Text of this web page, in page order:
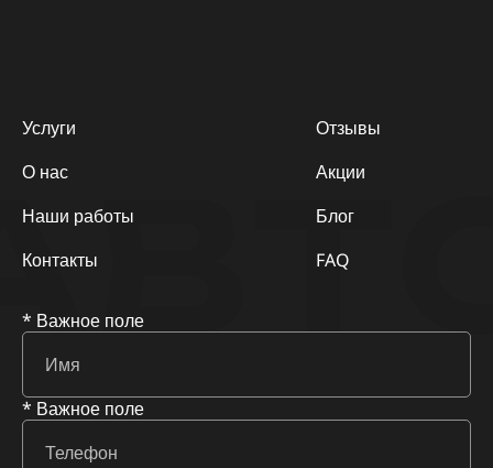
Услуги
О нас
Наши работы
Контакты
Отзывы
Акции
Блог
FAQ
* Важное поле
* Важное поле